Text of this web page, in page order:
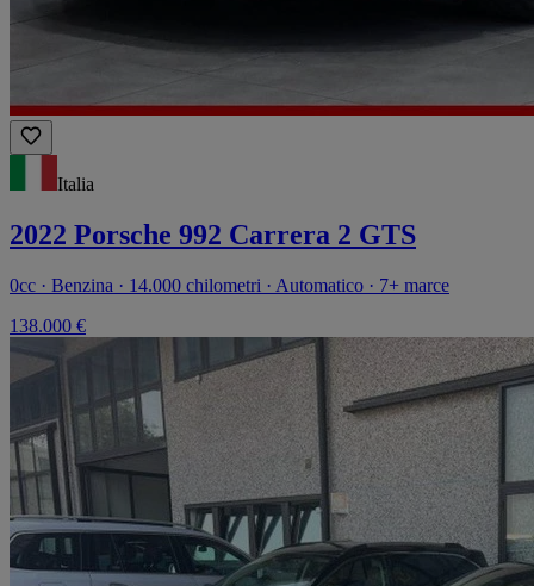
Italia
2022 Porsche 992 Carrera 2 GTS
0cc · Benzina · 14.000 chilometri · Automatico · 7+ marce
138.000 €